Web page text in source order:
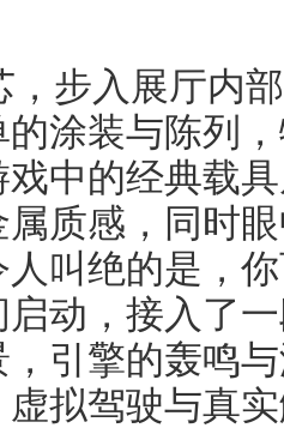
，步入展厅内
涂装与陈列
中的经典载
质感，同时
叫绝的是，
启动，接入了
引擎的轰鸣
拟驾驶与真